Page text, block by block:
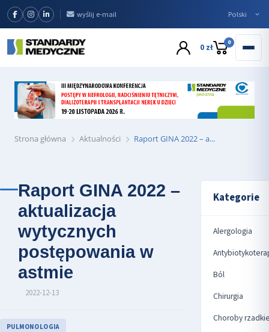
wyślij e-mail
0 zł 0
Strona główna Aktualności Raport GINA 2022 – a...
Raport GINA 2022 –
aktualizacja
wytycznych
postępowania w
astmie
2022-12-13
PULMONOLOGIA
Kategorie
Alergologia
Ból
Chirurgia
Choroby